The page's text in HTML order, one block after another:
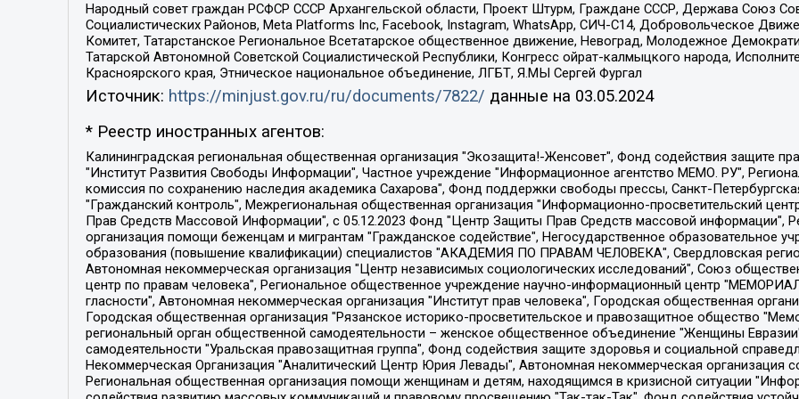
Народный совет граждан РСФСР СССР Архангельской области, Проект Штурм, Граждане СССР, Держава Союз
Социалистических Районов, Meta Platforms Inc, Facebook, Instagram, WhatsApp, СИЧ-С14, Добровольческое
Комитет, Татарстанское Региональное Всетатарское общественное движение, Невоград, Молодежное
Татарской Автономной Советской Социалистической Республики, Конгресс ойрат-калмыцкого народа,
Красноярского края, Этническое национальное объединение, ЛГБТ, Я.МЫ Сергей Фургал
Источник: https://minjust.gov.ru/ru/documents/7822/ данные на 03.05.2024
* Реестр иностранных агентов:
Калининградская региональная общественная организация "Экозащита!-Женсовет", Фонд содействия защите прав и свобод граждан "Общественный вердикт", Фонд "Институт Развития Свободы Информации", Частное учреждение "Информационное агентство МЕМО. РУ", Региональная общественная организация "Общественная комиссия по сохранению наследия академика Сахарова", Фонд поддержки свободы прессы, Санкт-Петербургская общественная правозащитная организация "Гражданский контроль", Межрегиональная общественная организация "Информационно-просветительский центр "Мемориал", Региональный Фонд "Центр Защиты Прав Средств Массовой Информации", с 05.12.2023 Фонд "Центр Защиты Прав Средств массовой информации", Региональная общественная благотворительная организация помощи беженцам и мигрантам "Гражданское содействие", Негосударственное образовательное учреждение дополнительного профессионального образования (повышение квалификации) специалистов "АКАДЕМИЯ ПО ПРАВАМ ЧЕЛОВЕКА", Свердловская региональная общественная организация "Сутяжник", Автономная некоммерческая организация "Центр независимых социологических исследований", Союз общественных объединений "Российский исследовательский центр по правам человека", Региональное общественное учреждение научно-информационный центр "МЕМОРИАЛ", Некоммерческая организация "Фонд защиты гласности", Автономная некоммерческая организация "Институт прав человека", Городская общественная организация "Екатеринбургское общество "МЕМОРИАЛ", Городская общественная организация "Рязанское историко-просветительское и правозащитное общество "Мемориал" (Рязанский Мемориал), Челябинский региональный орган общественной самодеятельности – женское общественное объединение "Женщины Евразии", Челябинский региональный орган общественной самодеятельности "Уральская правозащитная группа", Фонд содействия защите здоровья и социальной справедливости имени Андрея Рылькова, Автономная Некоммерческая Организация "Аналитический Центр Юрия Левады", Автономная некоммерческая организация социальной поддержки населения "Проект Апрель", Региональная общественная организация помощи женщинам и детям, находящимся в кризисной ситуации "Информационно-методический центр "Анна", Фонд содействия развитию массовых коммуникаций и правовому просвещению "Так-так-Так", Фонд содействия устойчивому развитию "Серебряная тайга", Свердловский региональный общественный фонд социальных проектов "Новое время", "Idel.Реалии", Кавказ.Реалии, Крым.Реалии, Телеканал Настоящее Время, Татаро-башкирская служба Радио Свобода (Azatliq Radiosi), Радио Свободная Европа/Радио Свобода (PCE/PC), "Сибирь.Реалии", "Фактограф", Благотворительный фонд помощи осужденным и их семьям, Автономная некоммерческая организация "Институт глобализации и социальных движений", Фонд "В защиту прав заключенных", Частное учреждение "Центр поддержки и содействия развитию средств массовой информации", Пензенский региональный общественный благотворительный фонд "Гражданский союз", "Север.Реалии", Некоммерческая организация Фонд "Правовая инициатива", Общество с ограниченной ответственностью "Радио Свободная Европа/Радио Свобода", Чешское информационное агентство "MEDIUM-ORIENT", Красноярская региональная общественная организация "Мы против СПИДа", Камалягин Денис Николаевич, Маркелов Сергей Евгеньевич, Пономарев Лев Александрович, Савицкая Людмила Алексеевна, Автономная некоммерческая организация "Центр по работе с проблемой насилия "НАСИЛИЮ.НЕТ", Межрегиональный профессиональный союз работников здравоохранения "Альянс врачей", Юридическое лицо, зарегистрированное в Латвийской Республике, SIA "Medusa Project" (регистрационный номер 40103797863, дата регистрации 10.06.2014), Некоммерческая организация "Фонд по борьбе с коррупцией", Автономная некоммерческая организация "Институт права и публичной политики", Баданин Роман Сергеевич, Гликин Максим Александрович, Железнова Мария Михайловна, Лукьянова Юлия Сергеевна, Маетная Елизавета Витальевна, Маняхин Петр Борисович, Чуракова Ольга Владимировна, Ярош Юлия Петровна, Юридическое лицо "The Insider SIA", зарегистрированное в Риге, Латвийская Республика (дата регистрации 26.06.2015), являющееся администратором доменного имени интернет-издания "The Insider SIA", https://theins.ru, Постернак Алексей Евгеньевич, Рубин Михаил Аркадьевич, Анин Роман Александрович, Юридическое лицо Istories fonds, зарегистрированное в Латвийской Республике (регистрационный номер 50008295751, дата регистрации 24.02.2020), Великовский Дмитрий Александрович, Долинина Ирина Николаевна, Мароховская Алеся Алексеевна, Шлейнов Роман Юрьевич, Шмагун Олеся Валентиновна, Общество с ограниченной ответственностью "Альтаир 2021", Общество с ограниченной ответственностью "Вега 2021", Общество с ограниченной ответственностью "Главный редактор 2021", Общество с ограниченной ответственностью "Ромашки монолит", Важенков Артем Валерьевич, Ивановская областная общественная организация "Центр гендерных исследований", Гурман Юрий Альбертович, Медиапроект "ОВД-Инфо", Егоров Владимир Владимирович, Жилинский Владимир Александрович, Общество с ограниченной ответственностью "ЗП", Иванова София Юрьевна, Карезина Инна Павловна, Кильтау Екатерина Викторовна, Петров Алексей Викторович, Пискунов Сергей Евгеньевич, Смирнов Сергей Сергеевич, Тихонов Михаил Сергеевич, Общество с ограниченной ответственностью "ЖУРНАЛИСТ-ИНОСТРАННЫЙ АГЕНТ", Арапова Галина Юрьевна, Вольтская Татьяна Анатольевна, Американская компания "Mason G.E.S. Anonymous Foundation" (США), являющаяся владельцем интернет-издания https://mnews.world/, Компания "Stichting Bellingcat", зарегистрированная в Нидерландах (дата регистрации 11.07.2018), Захаров Андрей Вячеславович, Клепиковская Екатерина Дмитриевна, Общество с ограниченной ответственностью "МЕМО", Перл Роман Александрович, Симонов Евгений Алексеевич, Соловьева Елена Анатольевна, Сотников Даниил Владимирович, Сурначева Елизавета Дмитриевна, Автономная некоммерческая организация по защите прав человека и информированию населения "Якутия – Наше Мнение", Общество с ограниченной ответственностью "Москоу диджитал медиа", с 26.01.2023 Общество с ограниченной ответственностью "Чайка Белые сады", Ветошкина Валерия Валерьевна, Заговора Максим Александрович, Межрегиональное общественное движение "Российская ЛГБТ - сеть", Оленичев Максим Владимирович, Павлов Иван Юрьевич, Скворцова Елена Сергеевна, Общество с ограниченной ответственностью "Как бы инагент", Кочетков Игорь Викторович, Общество с ограниченной ответственностью "Честные выборы", Еланчик Олег Александрович, Общество с ограниченной ответственностью "Нобелевский призыв", Гималова Регина Эмилевна, Григорьев Андрей Валерьевич, Григорьева Алина Александровна, Ассоциация по содействию защите прав призывников, альтернативнослужащих и военнослужащих "Правозащитная группа